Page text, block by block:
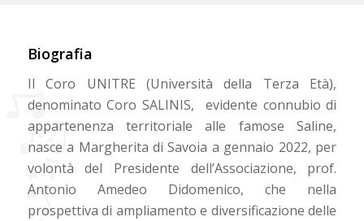
Biografia
Il Coro UNITRE (Università della Terza Età),
denominato Coro SALINIS, evidente connubio di
appartenenza territoriale alle famose Saline,
nasce a Margherita di Savoia a gennaio 2022, per
volontà del Presidente dell’Associazione, prof.
Antonio Amedeo Didomenico, che nella
prospettiva di ampliamento e diversificazione delle